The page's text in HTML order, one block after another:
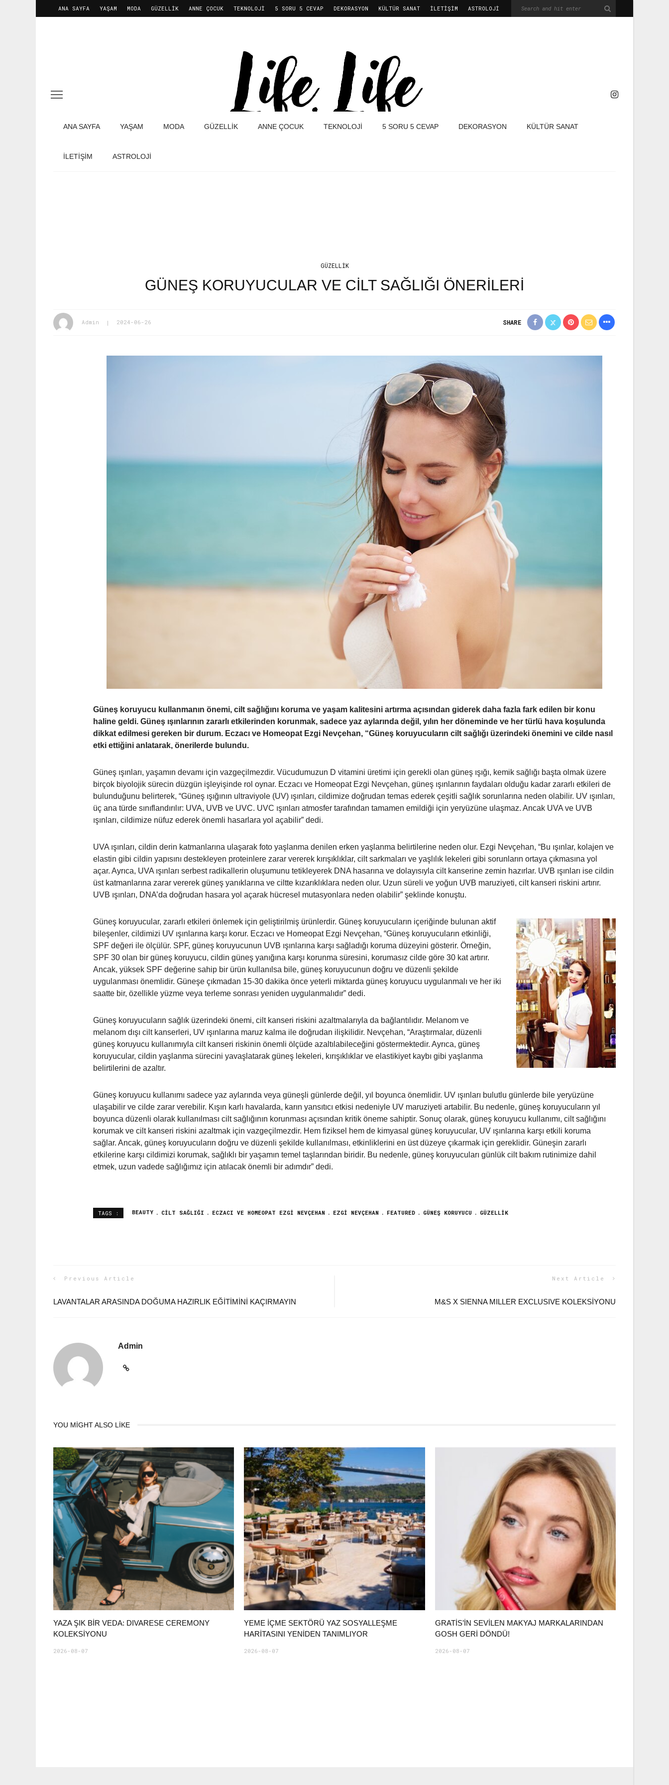
ANA SAYFA YAŞAM MODA GÜZELLIK ANNE ÇOCUK TEKNOLOJI 5 SORU 5 CEVAP DEKORASYON KÜLTÜR SANAT İLETIŞIM ASTROLOJİ
ANA SAYFA YAŞAM MODA GÜZELLIK ANNE ÇOCUK TEKNOLOJI 5 SORU 5 CEVAP DEKORASYON KÜLTÜR SANAT
İLETIŞIM ASTROLOJİ
GÜZELLIK
GÜNEŞ KORUYUCULAR VE CİLT SAĞLIĞI ÖNERİLERİ
Admin 2024-06-26 SHARE
Güneş koruyucu kullanmanın önemi, cilt sağlığını koruma ve yaşam kalitesini artırma açısından giderek daha fazla fark edilen bir konu
haline geldi. Güneş ışınlarının zararlı etkilerinden korunmak, sadece yaz aylarında değil, yılın her döneminde ve her türlü hava koşulunda
dikkat edilmesi gereken bir durum. Eczacı ve Homeopat Ezgi Nevçehan, “Güneş koruyucuların cilt sağlığı üzerindeki önemini ve cilde nasıl
etki ettiğini anlatarak, önerilerde bulundu.
Güneş ışınları, yaşamın devamı için vazgeçilmezdir. Vücudumuzun D vitamini üretimi için gerekli olan güneş ışığı, kemik sağlığı başta olmak üzere
birçok biyolojik sürecin düzgün işleyişinde rol oynar. Eczacı ve Homeopat Ezgi Nevçehan, güneş ışınlarının faydaları olduğu kadar zararlı etkileri de
bulunduğunu belirterek, “Güneş ışığının ultraviyole (UV) ışınları, cildimize doğrudan temas ederek çeşitli sağlık sorunlarına neden olabilir. UV ışınları,
üç ana türde sınıflandırılır: UVA, UVB ve UVC. UVC ışınları atmosfer tarafından tamamen emildiği için yeryüzüne ulaşmaz. Ancak UVA ve UVB
ışınları, cildimize nüfuz ederek önemli hasarlara yol açabilir” dedi.
UVA ışınları, cildin derin katmanlarına ulaşarak foto yaşlanma denilen erken yaşlanma belirtilerine neden olur. Ezgi Nevçehan, “Bu ışınlar, kolajen ve
elastin gibi cildin yapısını destekleyen proteinlere zarar vererek kırışıklıklar, cilt sarkmaları ve yaşlılık lekeleri gibi sorunların ortaya çıkmasına yol
açar. Ayrıca, UVA ışınları serbest radikallerin oluşumunu tetikleyerek DNA hasarına ve dolayısıyla cilt kanserine zemin hazırlar. UVB ışınları ise cildin
üst katmanlarına zarar vererek güneş yanıklarına ve ciltte kızarıklıklara neden olur. Uzun süreli ve yoğun UVB maruziyeti, cilt kanseri riskini artırır.
UVB ışınları, DNA’da doğrudan hasara yol açarak hücresel mutasyonlara neden olabilir” şeklinde konuştu.
Güneş koruyucular, zararlı etkileri önlemek için geliştirilmiş ürünlerdir. Güneş koruyucuların içeriğinde bulunan aktif
bileşenler, cildimizi UV ışınlarına karşı korur. Eczacı ve Homeopat Ezgi Nevçehan, “Güneş koruyucuların etkinliği,
SPF değeri ile ölçülür. SPF, güneş koruyucunun UVB ışınlarına karşı sağladığı koruma düzeyini gösterir. Örneğin,
SPF 30 olan bir güneş koruyucu, cildin güneş yanığına karşı korunma süresini, korumasız cilde göre 30 kat artırır.
Ancak, yüksek SPF değerine sahip bir ürün kullanılsa bile, güneş koruyucunun doğru ve düzenli şekilde
uygulanması önemlidir. Güneşe çıkmadan 15-30 dakika önce yeterli miktarda güneş koruyucu uygulanmalı ve her iki
saatte bir, özellikle yüzme veya terleme sonrası yeniden uygulanmalıdır” dedi.
Güneş koruyucuların sağlık üzerindeki önemi, cilt kanseri riskini azaltmalarıyla da bağlantılıdır. Melanom ve
melanom dışı cilt kanserleri, UV ışınlarına maruz kalma ile doğrudan ilişkilidir. Nevçehan, “Araştırmalar, düzenli
güneş koruyucu kullanımıyla cilt kanseri riskinin önemli ölçüde azaltılabileceğini göstermektedir. Ayrıca, güneş
koruyucular, cildin yaşlanma sürecini yavaşlatarak güneş lekeleri, kırışıklıklar ve elastikiyet kaybı gibi yaşlanma
belirtilerini de azaltır.
Güneş koruyucu kullanımı sadece yaz aylarında veya güneşli günlerde değil, yıl boyunca önemlidir. UV ışınları bulutlu günlerde bile yeryüzüne
ulaşabilir ve cilde zarar verebilir. Kışın karlı havalarda, karın yansıtıcı etkisi nedeniyle UV maruziyeti artabilir. Bu nedenle, güneş koruyucuların yıl
boyunca düzenli olarak kullanılması cilt sağlığının korunması açısından kritik öneme sahiptir. Sonuç olarak, güneş koruyucu kullanımı, cilt sağlığını
korumak ve cilt kanseri riskini azaltmak için vazgeçilmezdir. Hem fiziksel hem de kimyasal güneş koruyucular, UV ışınlarına karşı etkili koruma
sağlar. Ancak, güneş koruyucuların doğru ve düzenli şekilde kullanılması, etkinliklerini en üst düzeye çıkarmak için gereklidir. Güneşin zararlı
etkilerine karşı cildimizi korumak, sağlıklı bir yaşamın temel taşlarından biridir. Bu nedenle, güneş koruyucuları günlük cilt bakım rutinimize dahil
etmek, uzun vadede sağlığımız için atılacak önemli bir adımdır” dedi.
TAGS : BEAUTY CILT SAĞLIĞI ECZACI VE HOMEOPAT EZGI NEVÇEHAN EZGI NEVÇEHAN FEATURED GÜNEŞ KORUYUCU GÜZELLIK
Previous Article
LAVANTALAR ARASINDA DOĞUMA HAZIRLIK EĞITIMINI KAÇIRMAYIN
Next Article
M&S X SIENNA MILLER EXCLUSIVE KOLEKSİYONU
Admin
YOU MIGHT ALSO LIKE
YAZA ŞIK BIR VEDA: DIVARESE CEREMONY
KOLEKSIYONU
2026-08-07
YEME İÇME SEKTÖRÜ YAZ SOSYALLEŞME
HARITASINI YENIDEN TANIMLIYOR
2026-08-07
GRATIS’IN SEVILEN MAKYAJ MARKALARINDAN
GOSH GERI DÖNDÜ!
2026-08-07